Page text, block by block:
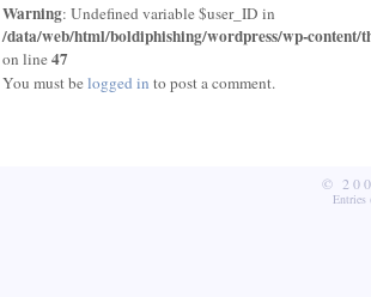
Warning: Undefined variable $user_ID in
/data/web/html/boldiphishing/wordpress/wp-content/
on line47
You must belogged in to post a comment.
©
Entries